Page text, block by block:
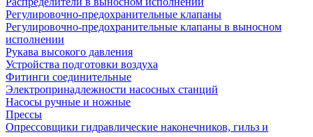
Регулировочно-предохранительные клапаны
Регулировочно-предохранительные клапаны в выносном
исполнении
Рукава высокого давления
Устройства подготовки воздуха
Фитинги соединительные
Электропринадлежности насосных станций
Насосы ручные и ножные
Прессы
Опрессовщики гидравлические наконечников, гильз и